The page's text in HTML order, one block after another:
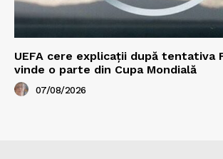
UEFA cere explicații după tentativa
vinde o parte din Cupa Mondială
07/08/2026